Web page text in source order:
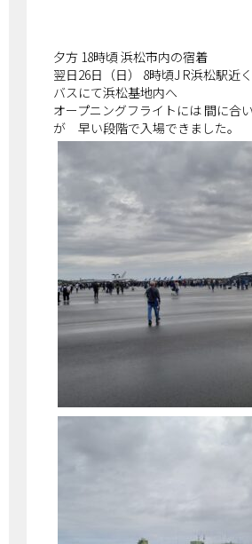
夕方 18時頃 浜松市内の宿着
翌日26日（日） 8時頃J R浜松駅近
バスにて浜松基地内へ
オープニングフライトには 間に合
が 早い段階で入場できました。